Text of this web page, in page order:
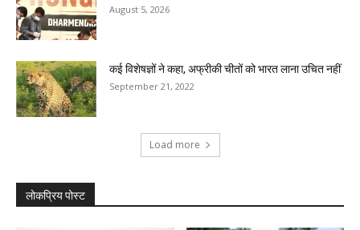
August 5, 2026
कई विशेषज्ञों ने कहा, अफ्रीकी चीतों को भारत लाना उचित नहीं
September 21, 2022
Load more
लोकप्रिय पोस्ट